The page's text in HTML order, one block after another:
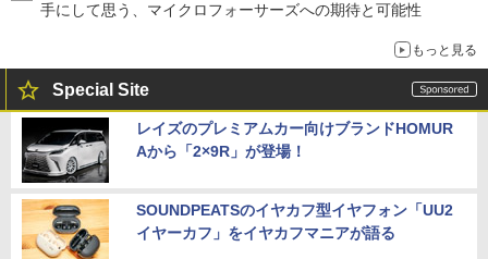
手にして思う、マイクロフォーサーズへの期待と可能性
もっと見る
Special Site
レイズのプレミアムカー向けブランドHOMUR
Aから「2×9R」が登場！
SOUNDPEATSのイヤカフ型イヤフォン「UU2
イヤーカフ」をイヤカフマニアが語る